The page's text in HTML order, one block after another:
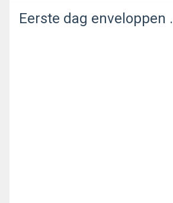
Eerste dag enveloppen .